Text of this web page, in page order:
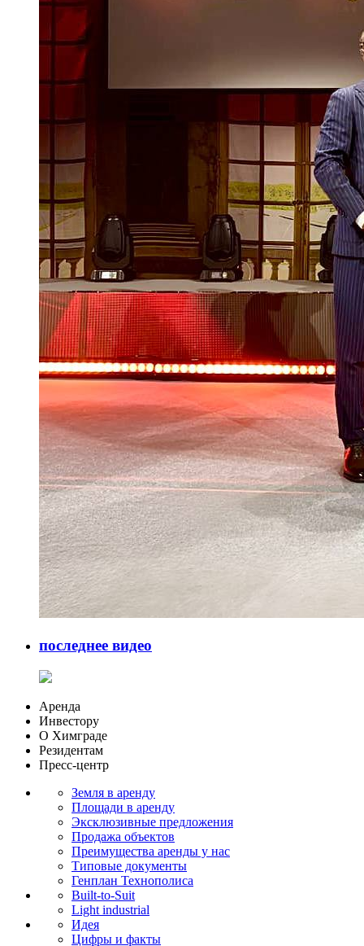
последнее видео
Аренда
Инвестору
О Химграде
Резидентам
Пресс-центр
Земля в аренду
Площади в аренду
Эксклюзивные предложения
Продажа объектов
Преимущества аренды у нас
Типовые документы
Генплан Технополиса
Built-to-Suit
Light industrial
Идея
Цифры и факты